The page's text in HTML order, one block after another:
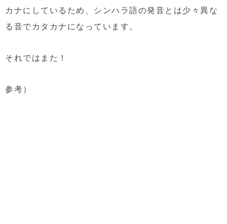
カナにしているため、シンハラ語の発音とは少々異な
る音でカタカナになっています。
それではまた！
参考）